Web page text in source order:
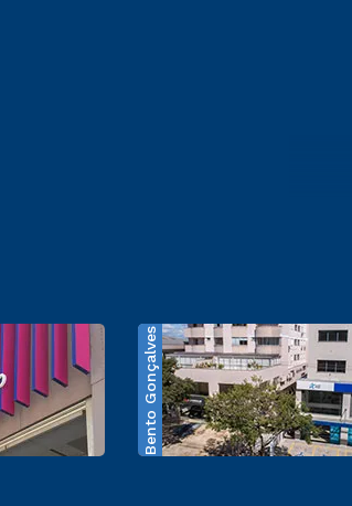
Bento Gonçalves